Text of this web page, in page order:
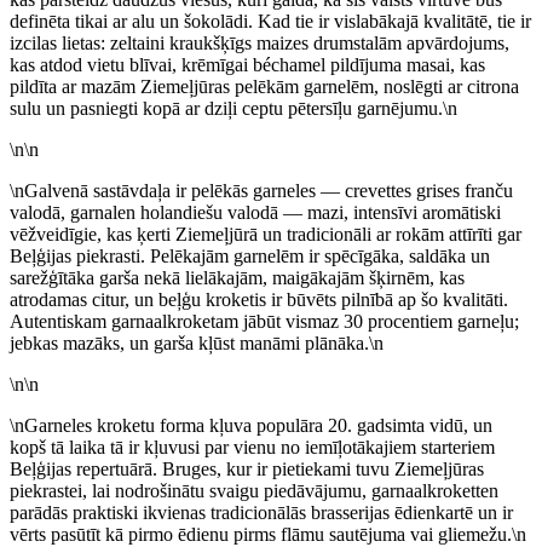
definēta tikai ar alu un šokolādi. Kad tie ir vislabākajā kvalitātē, tie ir
izcilas lietas: zeltaini kraukšķīgs maizes drumstalām apvārdojums,
kas atdod vietu blīvai, krēmīgai béchamel pildījuma masai, kas
pildīta ar mazām Ziemeļjūras pelēkām garnelēm, noslēgti ar citrona
sulu un pasniegti kopā ar dziļi ceptu pētersīļu garnējumu.\n
\n\n
\nGalvenā sastāvdaļa ir pelēkās garneles — crevettes grises franču
valodā, garnalen holandiešu valodā — mazi, intensīvi aromātiski
vēžveidīgie, kas ķerti Ziemeļjūrā un tradicionāli ar rokām attīrīti gar
Beļģijas piekrasti. Pelēkajām garnelēm ir spēcīgāka, saldāka un
sarežģītāka garša nekā lielākajām, maigākajām šķirnēm, kas
atrodamas citur, un beļģu kroketis ir būvēts pilnībā ap šo kvalitāti.
Autentiskam garnaalkroketam jābūt vismaz 30 procentiem garneļu;
jebkas mazāks, un garša kļūst manāmi plānāka.\n
\n\n
\nGarneles kroketu forma kļuva populāra 20. gadsimta vidū, un
kopš tā laika tā ir kļuvusi par vienu no iemīļotākajiem starteriem
Beļģijas repertuārā. Bruges, kur ir pietiekami tuvu Ziemeļjūras
piekrastei, lai nodrošinātu svaigu piedāvājumu, garnaalkroketten
parādās praktiski ikvienas tradicionālās brasserijas ēdienkartē un ir
vērts pasūtīt kā pirmo ēdienu pirms flāmu sautējuma vai gliemežu.\n